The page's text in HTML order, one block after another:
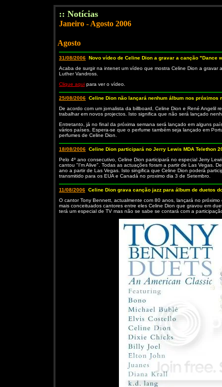
:: Notícias
Janeiro - Agosto 2006
Agosto
31/08/2006 Novo vídeo de Celine Dion a gravar a canção "Dance
Acaba de surgir na intenet um vídeo que mostra Celine Dion a
Luther Vandross.
Clique aqui para ver o vídeo.
25/08/2006 Celine Dion não lançará nenhum álbum nos próximos
De acordo com um jornalista da billboard, Celine Dion e René Angelil
trabalhar em novos projectos. Isto significa que não será lançado
Entretanto, já no final da próxima semana será lançado em alguns
vários países. Espera-se que o perfume também seja lançado em
perfumes de Celine Dion.
18/08/2006 Celine Dion participará no Jerry Lewis MDA Telethon
Pelo 4º ano consecutivo, Celine Dion participará no especial Jerry
cantou "I'm Alive". Todas as actuações foram a partir de Las Vegas.
ano a partir de Las Vegas. Isto singifica que Celine Dion poderá
transmitido para os EUA e Canadá no proximo dia 3 de Setembro.
11/08/2006 Celine Dion grava canção jazz para álbum de duetos
O cantor Tony Bennett, actualmente com 80 anos, lançará no
mais conceituados cantores entre eles Celine Dion que gravou em
terá um especial de TV mas não se sabe se contará com a